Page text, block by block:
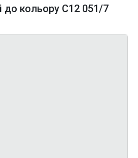
до кольору C12 051/7